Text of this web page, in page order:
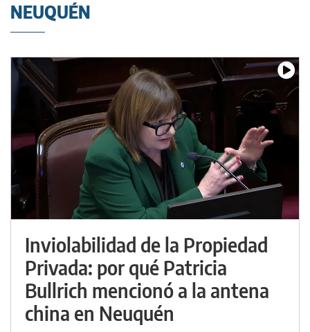
NEUQUÉN
Inviolabilidad de la Propiedad
Privada: por qué Patricia
Bullrich mencionó a la antena
china en Neuquén